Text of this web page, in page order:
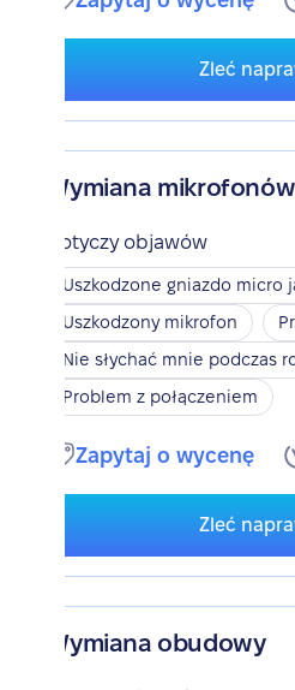
Zleć
Wymiana mikrofonów
Dotyczy objawów
Uszkodzone gniazdo micro
Uszkodzony mikrofon
Nie słychać mnie podczas
Problem z połączeniem
Zapytaj o wycenę
Zleć
Wymiana obudowy